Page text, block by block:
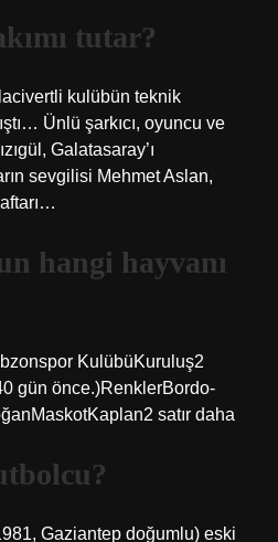
tutar?
kulübün teknik
Ünlü şarkıcı, oyuncu ve
Galatasaray’ı
sevgilisi Mehmet Aslan,
hangi hayvanı
KulübüKuruluş2
gün önce.)RenklerBordo-
satır daha
Gaziantep doğumlu) eski